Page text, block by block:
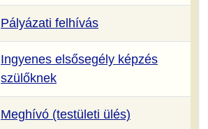
Pályázati felhívás
Ingyenes elsősegély képzés
szülőknek
Meghívó (testületi ülés)